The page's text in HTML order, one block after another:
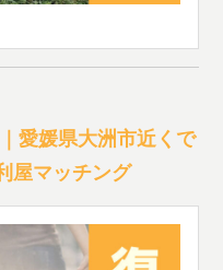
愛媛県大洲市近くで
屋マッチング